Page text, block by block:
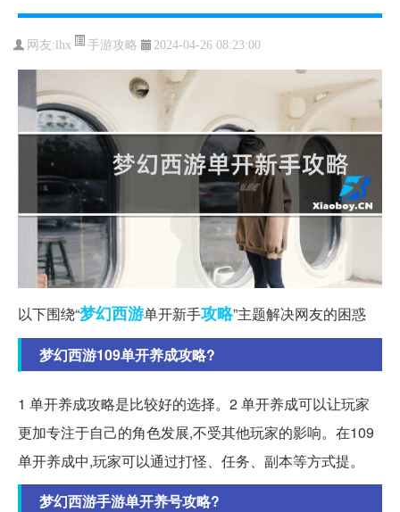
网友: lhx 手游攻略 2024-04-26 08:23:00
以下围绕“梦幻西游单开新手攻略”主题解决网友的困惑
梦幻西游109单开养成攻略?
1 单开养成攻略是比较好的选择。2 单开养成可以让玩家
更加专注于自己的角色发展,不受其他玩家的影响。在109
单开养成中,玩家可以通过打怪、任务、副本等方式提。
梦幻西游手游单开养号攻略?